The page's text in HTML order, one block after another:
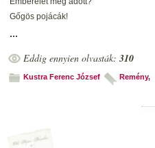
Gőgös pojácák!
Csak föl sem rémlik nekik!
Gőgös pojácák!
Elbizakodott önhittség; mások
...
Eddig ennyien olvasták: 310
Kustra Ferenc József Remény,